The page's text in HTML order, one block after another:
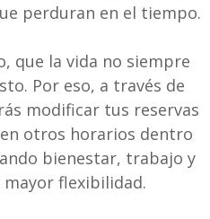
perduran en el tiempo.
que la vida no siempre
Por eso, a través de
modificar tus reservas
otros horarios dentro
bienestar, trabajo y
flexibilidad.